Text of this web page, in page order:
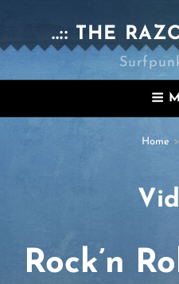
..:: THE
Home >
Rock’n